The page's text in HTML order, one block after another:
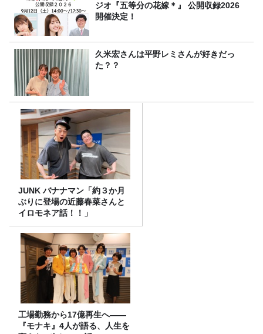
ジオ『五等分の花嫁＊』 公開収録2026
開催決定！
久米宏さんは平野レミさんが好きだっ
た？？
JUNK バナナマン「約３か月
ぶりに登場の近藤春菜さんと
イロモネア話！！」
工場勤務から17億再生へ——
『モナキ』4人が語る、人生を